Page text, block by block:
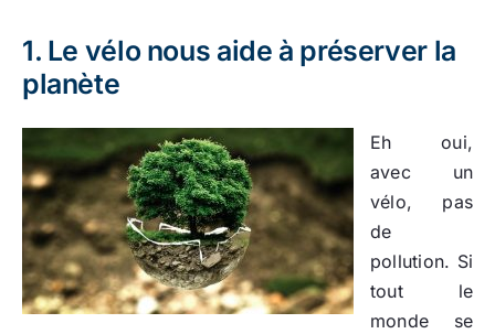
1. Le vélo nous aide à préserver la
planète
Eh oui,
avec un
vélo, pas
de
pollution. Si
tout le
monde se